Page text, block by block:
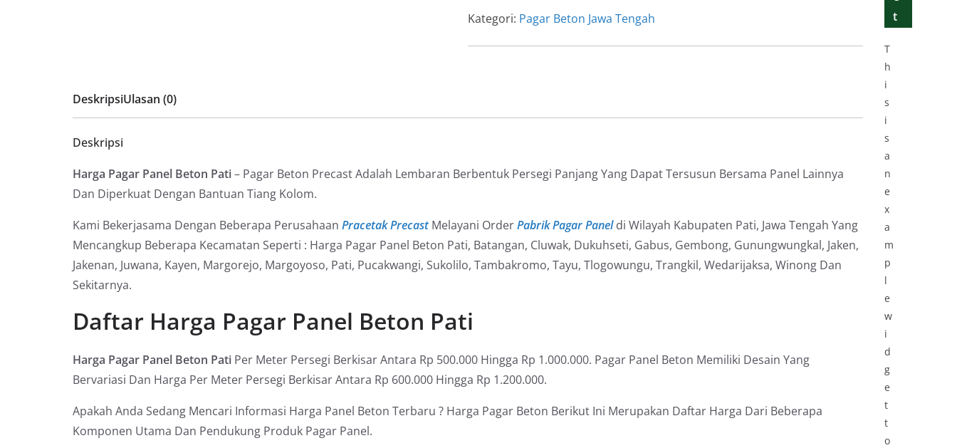
Kategori: Pagar Beton Jawa Tengah
DeskripsiUlasan (0)
Deskripsi
Harga Pagar Panel Beton Pati– Pagar Beton Precast Adalah Lembaran Berbentuk Persegi Panjang Yang Dapat Tersusun Bersama Panel Lainnya
Dan Diperkuat Dengan Bantuan Tiang Kolom.
Kami Bekerjasama Dengan Beberapa Perusahaan Pracetak PrecastMelayani OrderPabrik Pagar Paneldi Wilayah Kabupaten Pati, Jawa Tengah Yang
Mencangkup Beberapa Kecamatan Seperti : Harga Pagar Panel Beton Pati, Batangan, Cluwak, Dukuhseti, Gabus, Gembong, Gunungwungkal, Jaken,
Jakenan, Juwana, Kayen, Margorejo, Margoyoso, Pati, Pucakwangi, Sukolilo, Tambakromo, Tayu, Tlogowungu, Trangkil, Wedarijaksa, Winong Dan
Sekitarnya.
Daftar Harga Pagar Panel Beton Pati
Harga Pagar Panel Beton Pati Per Meter Persegi Berkisar Antara Rp 500.000 Hingga Rp 1.000.000. Pagar Panel Beton Memiliki Desain Yang
Bervariasi Dan Harga Per Meter Persegi Berkisar Antara Rp 600.000 Hingga Rp 1.200.000.
Apakah Anda Sedang Mencari Informasi Harga Panel Beton Terbaru ? Harga Pagar Beton Berikut Ini Merupakan Daftar Harga Dari Beberapa
Komponen Utama Dan Pendukung Produk Pagar Panel.
t
T
h
i
s
i
s
a
n
e
x
a
m
p
l
e
w
i
d
g
e
t
t
o